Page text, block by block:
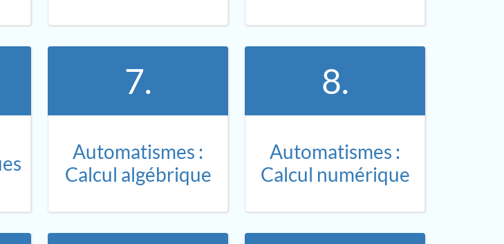
7.
Automatismes :
Calcul algébrique
8.
Automatismes :
Calcul numérique